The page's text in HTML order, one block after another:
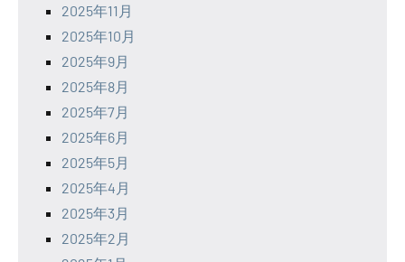
2025年11月
2025年10月
2025年9月
2025年8月
2025年7月
2025年6月
2025年5月
2025年4月
2025年3月
2025年2月